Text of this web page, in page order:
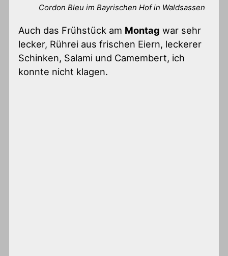
Cordon Bleu im Bayrischen Hof in Waldsassen
Auch das Frühstück am Montag war sehr
lecker, Rührei aus frischen Eiern, leckerer
Schinken, Salami und Camembert, ich
konnte nicht klagen.